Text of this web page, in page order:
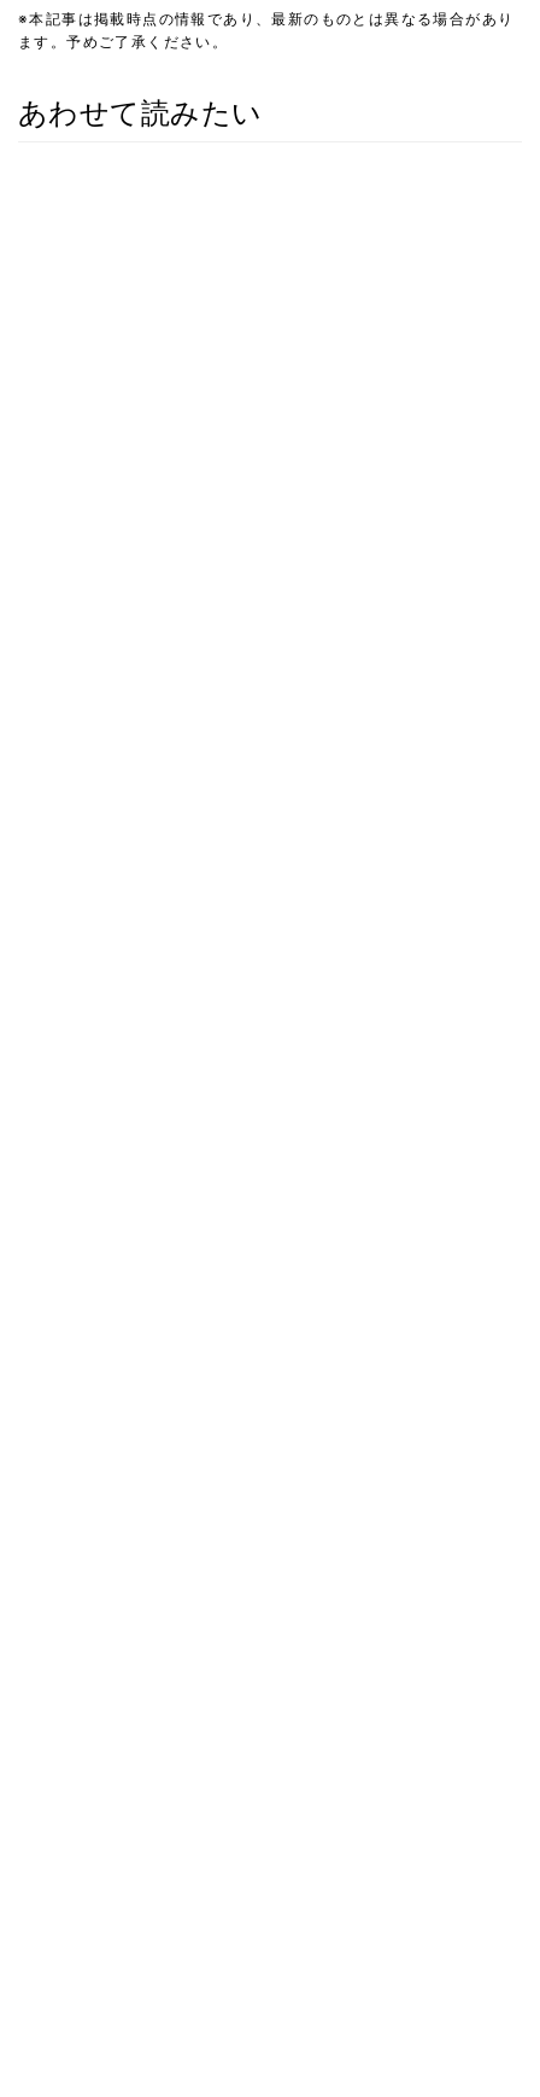
※本記事は掲載時点の情報であり、最新のものとは異なる場合があり
ます。予めご了承ください。
あわせて読みたい